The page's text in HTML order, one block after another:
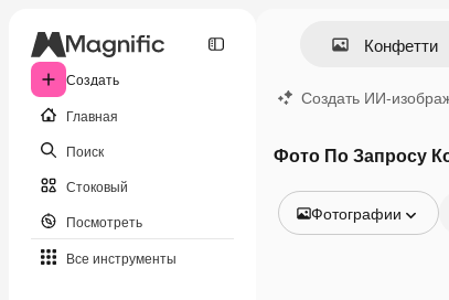
Создать
Главная
Поиск
Стоковый
Посмотреть
Все инструменты
Создать ИИ-
Фото По Запросу
Фотографии